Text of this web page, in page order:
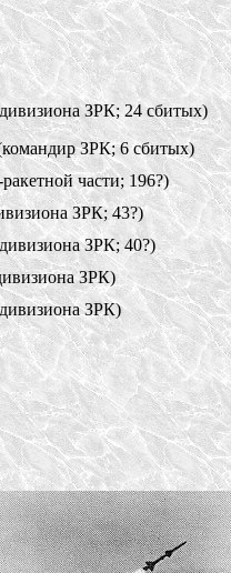
ЗРК; 24 сбитых)
ЗРК; 6 сбитых)
части; 196?)
ЗРК; 43?)
ЗРК; 40?)
ЗРК)
ЗРК)